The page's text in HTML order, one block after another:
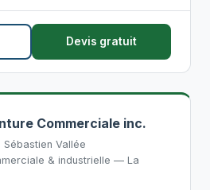
Devis gratuit
Commerciale inc.
Sébastien Vallée
& industrielle — La